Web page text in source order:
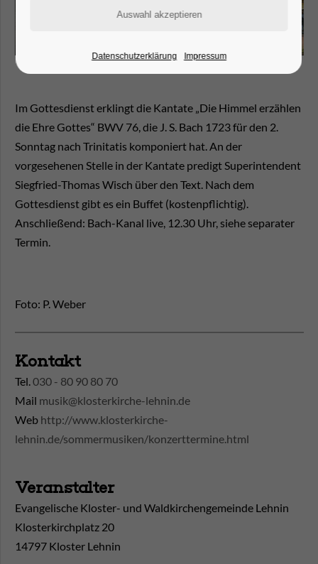
Im Gottesdienst erklingt die Kantate „Die Himmel erzählen
die Ehre Gottes“ BWV 76, die J. S. Bach 1723 für den 2.
Sonntag nach Trinitatis komponiert hat. An der
vorgesehenen Stelle in der Kantate predigt Superintendent
Siegfried-Thomas Wisch über den Text. Nach dem
Gottesdienst gibt es ein Buffet (kostenpflichtig).
Anschließend: Bach-Kanal live, 12.30 Uhr, siehe separater
Termin.
Foto: P. Weber
Kontakt
Tel.030 - 80 90 80 70
Mail musik@klosterkirche-lehnin.de
Web http://www.klosterkirche-
lehnin.de/sommermusiken/konzerttermine.html
Veranstalter
Evangelische Kloster- und Waldkirchengemeinde Lehnin
Klosterkirchplatz 20
14797 Kloster Lehnin
Datenschutzerklärung Impressum